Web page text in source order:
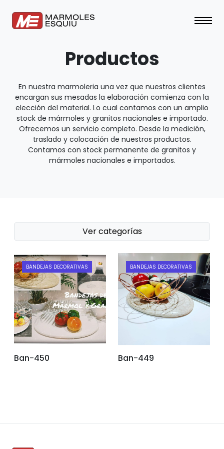
Productos
En nuestra marmoleria una vez que nuestros clientes
encargan sus mesadas la elaboración comienza con la
elección del material. Lo cual contamos con un amplio
stock de mármoles y granitos nacionales e importado.
Ofrecemos un servicio completo. Desde la medición,
traslado y colocación de nuestros productos.
Contamos con stock permanente de granitos y
mármoles nacionales e importados.
Ver categorías
BANDEJAS DECORATIVAS
Ban-450
BANDEJAS DECORATIVAS
Ban-449